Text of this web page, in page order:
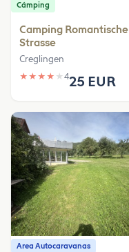
Cámping
Camping Romantische
Strasse
Creglingen
★ ★ ★ ★ ★ 425 EUR
Area Autocaravanas